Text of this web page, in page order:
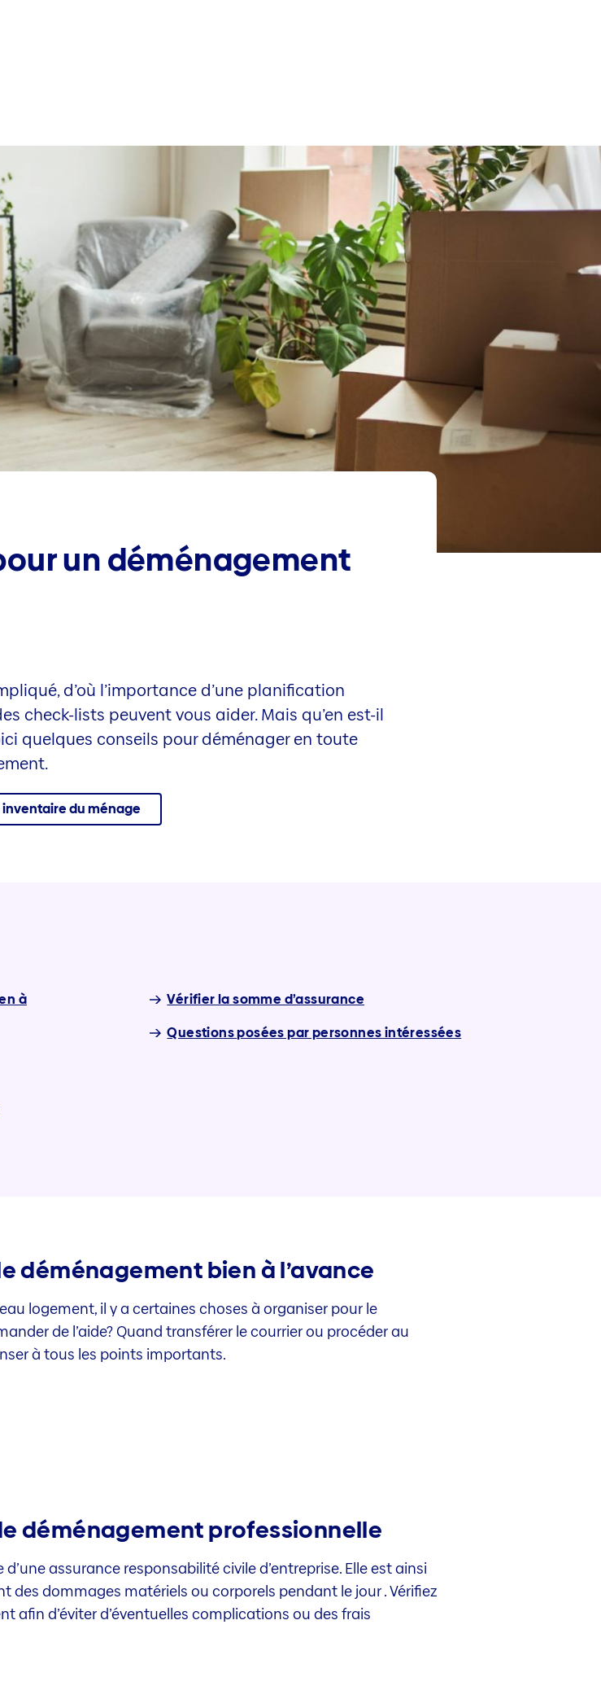
un déménagement
d’où l’importance d’une planification
check-lists peuvent vous aider. Mais qu’en est-il
quelques conseils pour déménager en toute
inventaire du ménage
à
Vérifier la somme d’assurance
Questions posées par personnes intéressées
déménagement bien à l’avance
logement, il y a certaines choses à organiser pour le
de l’aide? Quand transférer le courrier ou procéder au
à tous les points importants.
déménagement professionnelle
assurance responsabilité civile d’entreprise. Elle est ainsi
dommages matériels ou corporels pendant le jour . Vérifiez
d’éviter d’éventuelles complications ou des frais